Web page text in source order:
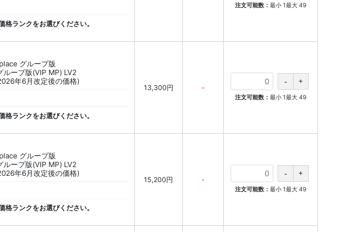
格ランクをお選びください。
注文可能数： 最小 1最大 49
グループ版
ープ版(VIP MP) LV2
年6月改定後の価格)
格ランクをお選びください。
13,300円 -
注文可能数： 最小 1最大 49
グループ版
ープ版(VIP MP) LV2
年6月改定後の価格)
格ランクをお選びください。
15,200円 -
注文可能数： 最小 1最大 49